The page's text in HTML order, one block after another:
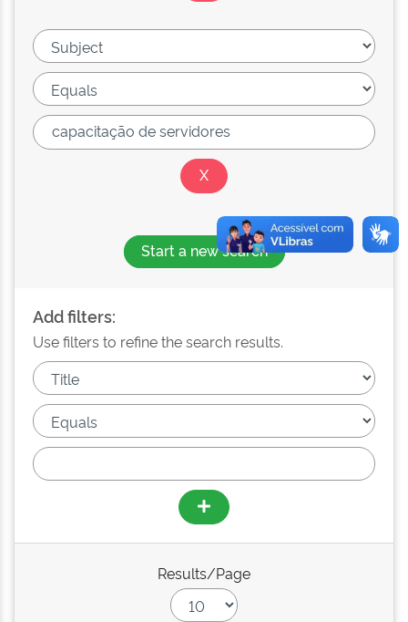
Start a new search
Add filters:
Use filters to refine the search results.
Results/Page